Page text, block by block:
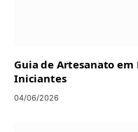
Guia de Artesanato em
Iniciantes
04/06/2026